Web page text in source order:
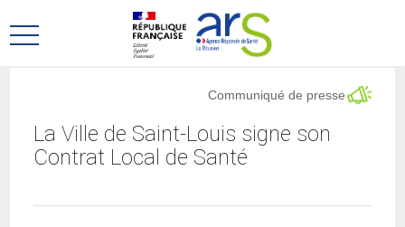
au
menu
au
contenu
Ouvrir
La Ville de Saint-Louis signe son
Contrat Local de Santé
Communiqué de presse